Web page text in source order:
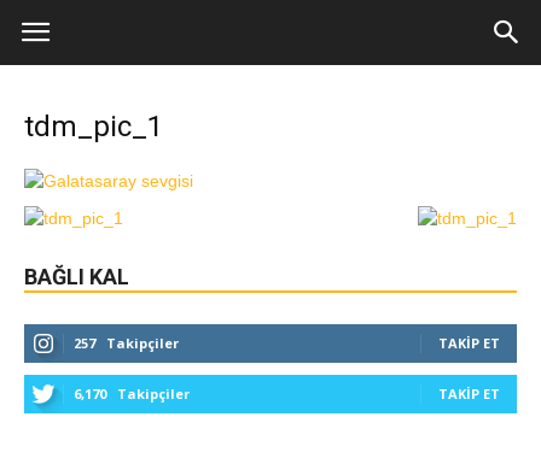
tdm_pic_1
BAĞLI KAL
257 Takipçiler TAKIP ET
6,170 Takipçiler TAKIP ET